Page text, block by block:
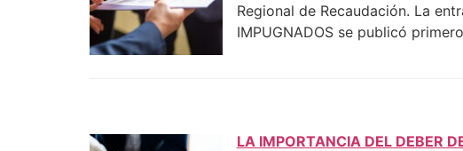
Regional de Recaudación. La
IMPUGNADOS se publicó
LA IMPORTANCIA DEL DEBER